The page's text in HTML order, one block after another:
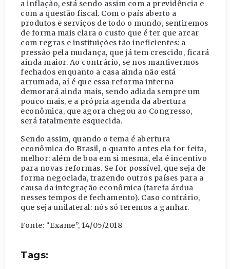
a inflação, está sendo assim com a previdência e
com a questão fiscal. Com o país aberto a
produtos e serviços de todo o mundo, sentiremos
de forma mais clara o custo que é ter que arcar
com regras e instituições tão ineficientes: a
pressão pela mudança, que já tem crescido, ficará
ainda maior. Ao contrário, se nos mantivermos
fechados enquanto a casa ainda não está
arrumada, aí é que essa reforma interna
demorará ainda mais, sendo adiada sempre um
pouco mais, e a própria agenda da abertura
econômica, que agora chegou ao Congresso,
será fatalmente esquecida.
Sendo assim, quando o tema é abertura
econômica do Brasil, o quanto antes ela for feita,
melhor: além de boa em si mesma, ela é incentivo
para novas reformas. Se for possível, que seja de
forma negociada, trazendo outros países para a
causa da integração econômica (tarefa árdua
nesses tempos de fechamento). Caso contrário,
que seja unilateral: nós só teremos a ganhar.
Fonte: “Exame”, 14/05/2018
Tags: